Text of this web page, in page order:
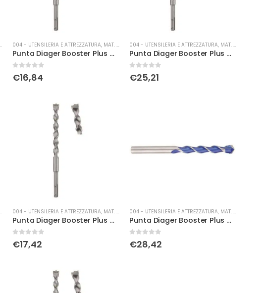
004 - UTENSILERIA E ATTREZZATURA, MAT. DI CONSUMO
Punta Diager Booster Plus Ø 14 x 210
Su 5
€16,84
004 - UTENSILERIA E ATTREZZATURA, MAT. DI CONSUMO
Punta Diager Booster Plus Ø 14 x 260
Su 5
€25,21
004 - UTENSILERIA E ATTREZZATURA, MAT. DI CONSUMO
Punta Diager Booster Plus Ø 15 x 210
Su 5
€17,42
004 - UTENSILERIA E ATTREZZATURA, MAT. DI CONSUMO
Punta Diager Booster Plus Ø 16 x 210
Su 5
€28,42